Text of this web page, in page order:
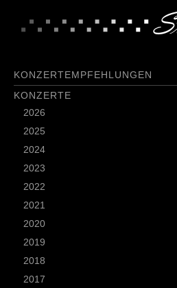
KONZERTEMPFEHLUNGEN
KONZERTE
2026
2025
2024
2023
2022
2021
2020
2019
2018
2017